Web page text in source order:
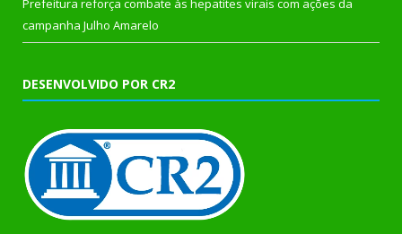
Prefeitura reforça combate às hepatites virais com ações da
campanha Julho Amarelo
DESENVOLVIDO POR CR2